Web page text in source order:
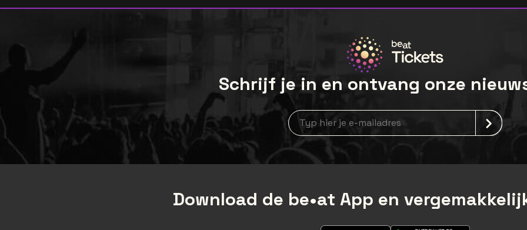
Schrijf je in en ontvang onze
Nieuwsbrief aanmelding
Download de be•at App en